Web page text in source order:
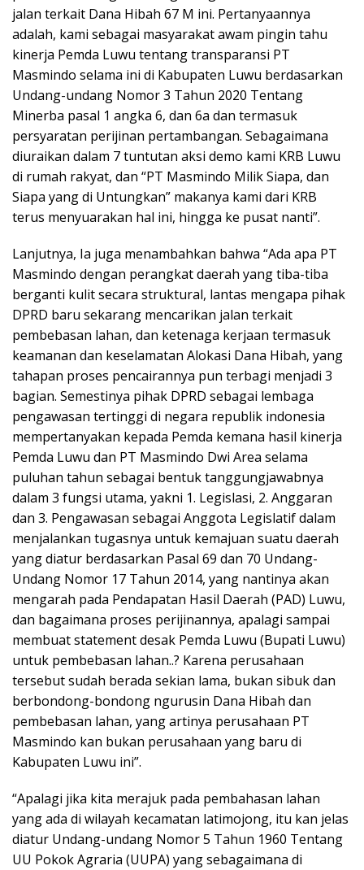
jalan terkait Dana Hibah 67 M ini. Pertanyaannya
adalah, kami sebagai masyarakat awam pingin tahu
kinerja Pemda Luwu tentang transparansi PT
Masmindo selama ini di Kabupaten Luwu berdasarkan
Undang-undang Nomor 3 Tahun 2020 Tentang
Minerba pasal 1 angka 6, dan 6a dan termasuk
persyaratan perijinan pertambangan. Sebagaimana
diuraikan dalam 7 tuntutan aksi demo kami KRB Luwu
di rumah rakyat, dan “PT Masmindo Milik Siapa, dan
Siapa yang di Untungkan” makanya kami dari KRB
terus menyuarakan hal ini, hingga ke pusat nanti”.
Lanjutnya, Ia juga menambahkan bahwa “Ada apa PT
Masmindo dengan perangkat daerah yang tiba-tiba
berganti kulit secara struktural, lantas mengapa pihak
DPRD baru sekarang mencarikan jalan terkait
pembebasan lahan, dan ketenaga kerjaan termasuk
keamanan dan keselamatan Alokasi Dana Hibah, yang
tahapan proses pencairannya pun terbagi menjadi 3
bagian. Semestinya pihak DPRD sebagai lembaga
pengawasan tertinggi di negara republik indonesia
mempertanyakan kepada Pemda kemana hasil kinerja
Pemda Luwu dan PT Masmindo Dwi Area selama
puluhan tahun sebagai bentuk tanggungjawabnya
dalam 3 fungsi utama, yakni 1. Legislasi, 2. Anggaran
dan 3. Pengawasan sebagai Anggota Legislatif dalam
menjalankan tugasnya untuk kemajuan suatu daerah
yang diatur berdasarkan Pasal 69 dan 70 Undang-
Undang Nomor 17 Tahun 2014, yang nantinya akan
mengarah pada Pendapatan Hasil Daerah (PAD) Luwu,
dan bagaimana proses perijinannya, apalagi sampai
membuat statement desak Pemda Luwu (Bupati Luwu)
untuk pembebasan lahan..? Karena perusahaan
tersebut sudah berada sekian lama, bukan sibuk dan
berbondong-bondong ngurusin Dana Hibah dan
pembebasan lahan, yang artinya perusahaan PT
Masmindo kan bukan perusahaan yang baru di
Kabupaten Luwu ini”.
“Apalagi jika kita merajuk pada pembahasan lahan
yang ada di wilayah kecamatan latimojong, itu kan jelas
diatur Undang-undang Nomor 5 Tahun 1960 Tentang
UU Pokok Agraria (UUPA) yang sebagaimana di